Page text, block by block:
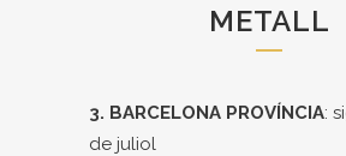
METALL
3. BARCELONA PROVÍNCIA:
de juliol